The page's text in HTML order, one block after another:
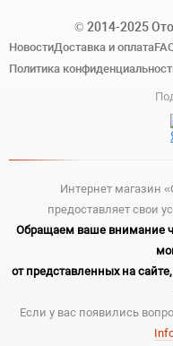
© 2014-2025
НовостиДоставка и оплата
Политика
Интернет магазин
предоставляет свои
Обращаем ваше внимание
от представленных на
Если у вас появились